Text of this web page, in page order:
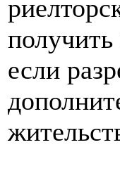
если